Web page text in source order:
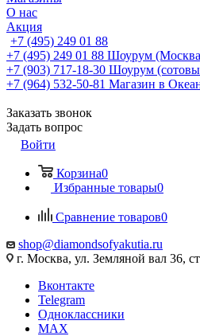
О нас
Акция
+7 (495) 249 01 88
+7 (495) 249 01 88 Шоурум
+7 (903) 717-18-30 Шоурум
+7 (964) 532-50-81 Магазин в
Заказать звонок
Задать вопрос
Войти
Корзина0
Избранные товары0
Сравнение товаров0
shop@diamondsofyakutia.ru
г. Москва, ул. Земляной вал 36,
Вконтакте
Telegram
Одноклассники
MAX